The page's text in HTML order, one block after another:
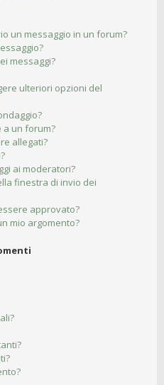
un messaggio in un forum?
messaggi?
ulteriori opzioni del
a un forum?
allegati?
ai moderatori?
finestra di invio dei
approvato?
mio argomento?